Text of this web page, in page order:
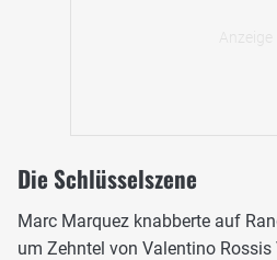
Die Schlüsselszene
Marc Marquez knabberte auf
um Zehntel von Valentino